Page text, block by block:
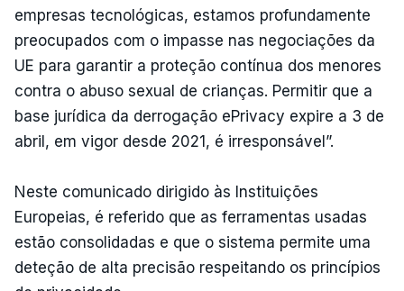
empresas tecnológicas, estamos profundamente
preocupados com o impasse nas negociações da
UE para garantir a proteção contínua dos menores
contra o abuso sexual de crianças. Permitir que a
base jurídica da derrogação ePrivacy expire a 3 de
abril, em vigor desde 2021, é irresponsável”.
Neste comunicado dirigido às Instituições
Europeias, é referido que as ferramentas usadas
estão consolidadas e que o sistema permite uma
deteção de alta precisão respeitando os princípios